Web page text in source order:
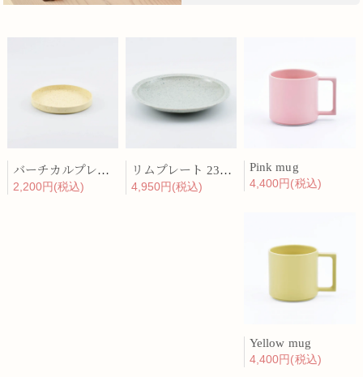
バーチカルプレート 15cm 化粧土
2,200円(税込)
リムプレート 23cm 呉須散
4,950円(税込)
Pink mug
4,400円(税込)
Yellow mug
4,400円(税込)